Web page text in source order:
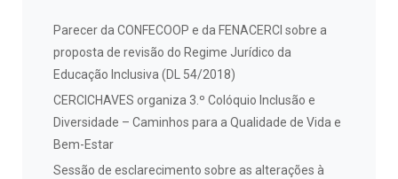
Parecer da CONFECOOP e da FENACERCI sobre a
proposta de revisão do Regime Jurídico da
Educação Inclusiva (DL 54/2018)
CERCICHAVES organiza 3.º Colóquio Inclusão e
Diversidade – Caminhos para a Qualidade de Vida e
Bem-Estar
Sessão de esclarecimento sobre as alterações à